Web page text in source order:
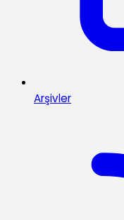
Arşivler